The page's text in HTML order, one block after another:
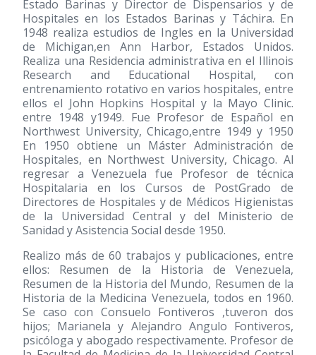
Estado Barinas y Director de Dispensarios y de
Hospitales en los Estados Barinas y Táchira. En
1948 realiza estudios de Ingles en la Universidad
de Michigan,en Ann Harbor, Estados Unidos.
Realiza una Residencia administrativa en el Illinois
Research and Educational Hospital, con
entrenamiento rotativo en varios hospitales, entre
ellos el John Hopkins Hospital y la Mayo Clinic.
entre 1948 y1949. Fue Profesor de Español en
Northwest University, Chicago,entre 1949 y 1950
En 1950 obtiene un Máster Administración de
Hospitales, en Northwest University, Chicago. Al
regresar a Venezuela fue Profesor de técnica
Hospitalaria en los Cursos de PostGrado de
Directores de Hospitales y de Médicos Higienistas
de la Universidad Central y del Ministerio de
Sanidad y Asistencia Social desde 1950.
Realizo más de 60 trabajos y publicaciones, entre
ellos: Resumen de la Historia de Venezuela,
Resumen de la Historia del Mundo, Resumen de la
Historia de la Medicina Venezuela, todos en 1960.
Se caso con Consuelo Fontiveros ,tuveron dos
hijos; Marianela y Alejandro Angulo Fontiveros,
psicóloga y abogado respectivamente. Profesor de